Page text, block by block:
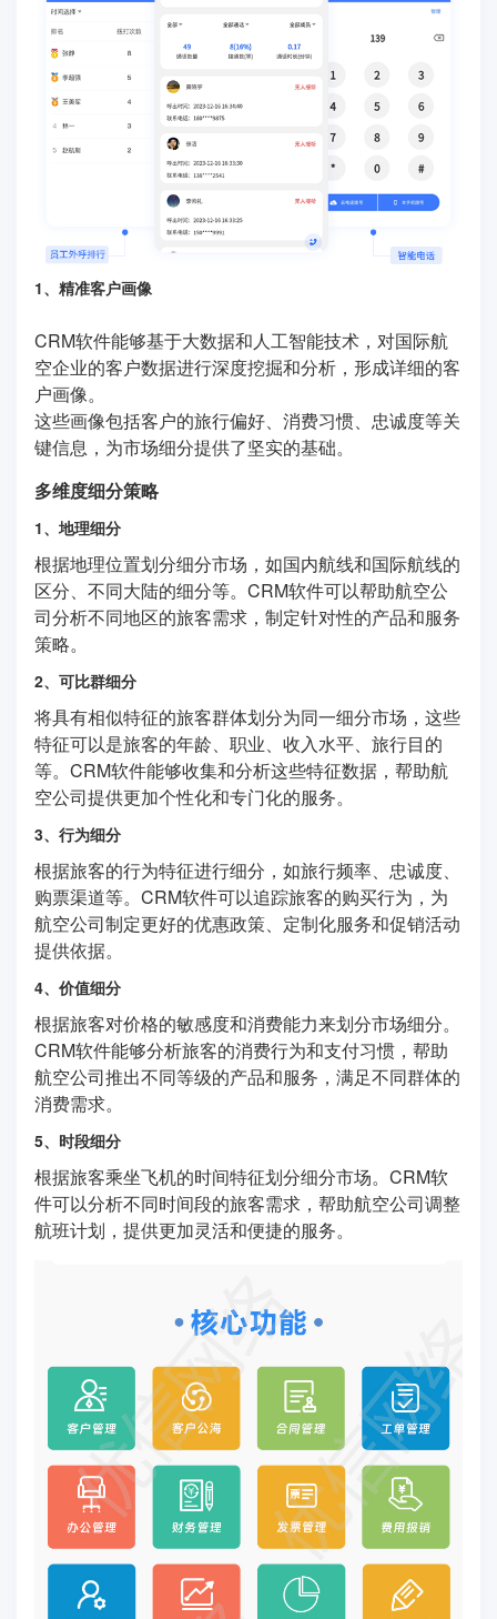
1、精准客户画像
CRM软件能够基于大数据和人工智能技术，对国际航
空企业的客户数据进行深度挖掘和分析，形成详细的客
户画像。
这些画像包括客户的旅行偏好、消费习惯、忠诚度等关
键信息，为市场细分提供了坚实的基础。
多维度细分策略
1、地理细分
根据地理位置划分细分市场，如国内航线和国际航线的
区分、不同大陆的细分等。CRM软件可以帮助航空公
司分析不同地区的旅客需求，制定针对性的产品和服务
策略。
2、可比群细分
将具有相似特征的旅客群体划分为同一细分市场，这些
特征可以是旅客的年龄、职业、收入水平、旅行目的
等。CRM软件能够收集和分析这些特征数据，帮助航
空公司提供更加个性化和专门化的服务。
3、行为细分
根据旅客的行为特征进行细分，如旅行频率、忠诚度、
购票渠道等。CRM软件可以追踪旅客的购买行为，为
航空公司制定更好的优惠政策、定制化服务和促销活动
提供依据。
4、价值细分
根据旅客对价格的敏感度和消费能力来划分市场细分。
CRM软件能够分析旅客的消费行为和支付习惯，帮助
航空公司推出不同等级的产品和服务，满足不同群体的
消费需求。
5、时段细分
根据旅客乘坐飞机的时间特征划分细分市场。CRM软
件可以分析不同时间段的旅客需求，帮助航空公司调整
航班计划，提供更加灵活和便捷的服务。